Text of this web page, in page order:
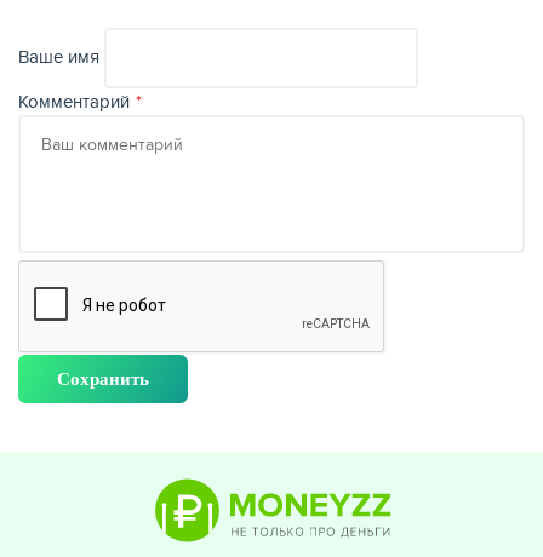
Ваше имя
Комментарий